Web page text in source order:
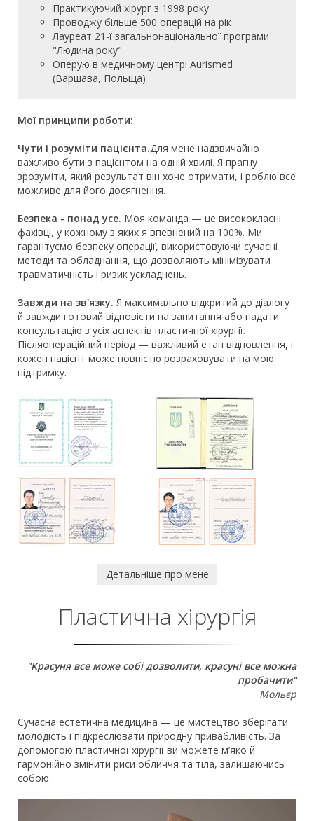
Практикуючий хірург з 1998 року
Проводжу більше 500 операцій на рік
Лауреат 21-ї загальнонаціональної програми
"Людина року"
Оперую в медичному центрі Aurismed
(Варшава, Польща)
Мої принципи роботи:
Чути і розуміти пацієнта.Для мене надзвичайно
важливо бути з пацієнтом на одній хвилі. Я прагну
зрозуміти, який результат він хоче отримати, і роблю все
можливе для його досягнення.
Безпека - понад усе. Моя команда — це висококласні
фахівці, у кожному з яких я впевнений на 100%. Ми
гарантуємо безпеку операції, використовуючи сучасні
методи та обладнання, що дозволяють мінімізувати
травматичність і ризик ускладнень.
Завжди на зв'язку. Я максимально відкритий до діалогу
й завжди готовий відповісти на запитання або надати
консультацію з усіх аспектів пластичної хірургії.
Післяопераційний період — важливий етап відновлення, і
кожен пацієнт може повністю розраховувати на мою
підтримку.
Детальніше про мене
Пластична хірургія
"Красуня все може собі дозволити, красуні все можна
пробачити"
Мольєр
Сучасна естетична медицина — це мистецтво зберігати
молодість і підкреслювати природну привабливість. За
допомогою пластичної хірургії ви можете м’яко й
гармонійно змінити риси обличчя та тіла, залишаючись
собою.